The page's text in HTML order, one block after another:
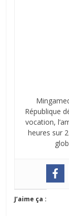
République
vocation,
heures sur
J’aime ça :